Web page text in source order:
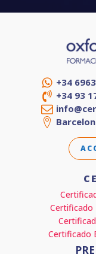
+34
+34 93
Certificado
Certificado